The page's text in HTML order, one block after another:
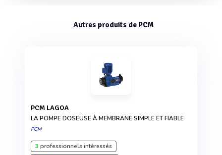
Autres produits de PCM
PCM LAGOA
LA POMPE DOSEUSE À MEMBRANE SIMPLE ET FIABLE
PCM
3 professionnels intéressés